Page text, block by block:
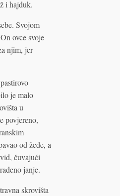
i hajduk.
Svojom
ovce svoje
njim, jer
je malo
u
povjereno,
od žeđe, a
čuvajući
janje.
skrovišta